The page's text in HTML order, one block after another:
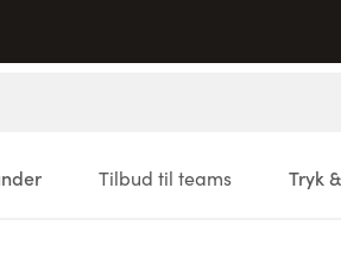
Tilbud til teams Tryk